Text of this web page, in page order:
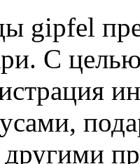
gipfel
С